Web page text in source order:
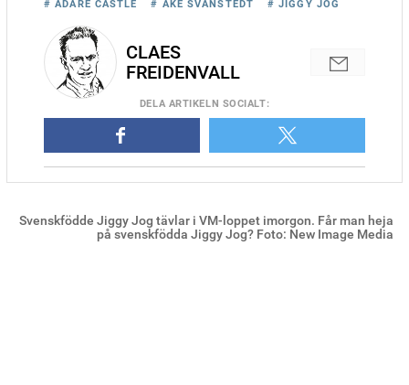
Svenskfödde Jiggy Jog tävlar i VM-loppet imorgon. Får man heja
på svenskfödda Jiggy Jog? Foto: New Image Media
# ADARE CASTLE # ÅKE SVANSTEDT # JIGGY JOG
CLAES
FREIDENVALL
DELA ARTIKELN SOCIALT: